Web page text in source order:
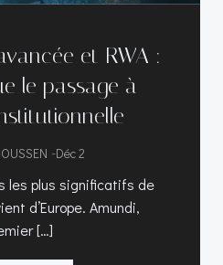
et RWA :
le passage à
-Déc 2
les plus significatifs de
d’Europe. Amundi,
[…]